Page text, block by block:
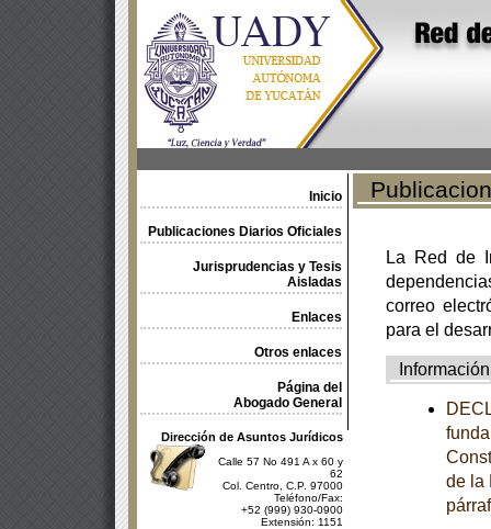
Inicio
Publicaciones Diarios Oficiales
Jurisprudencias y Tesis
Aisladas
Enlaces
Otros enlaces
Página del
Abogado General
Dirección de Asuntos Jurídicos
Calle 57 No 491 A x 60 y
62
Col. Centro, C.P. 97000
Teléfono/Fax:
+52 (999) 930-0900
Extensión: 1151
La Red de
correo
para el
Información
de la